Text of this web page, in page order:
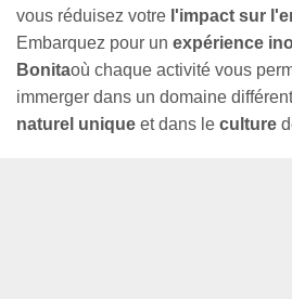
vous réduisez votre l'impact sur
Embarquez pour un expérience
Bonitaoù chaque activité vous
immerger dans un domaine
naturel unique et dans le culture